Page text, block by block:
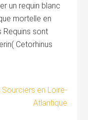
un requin blanc
mortelle en
sont
Cetorhinus